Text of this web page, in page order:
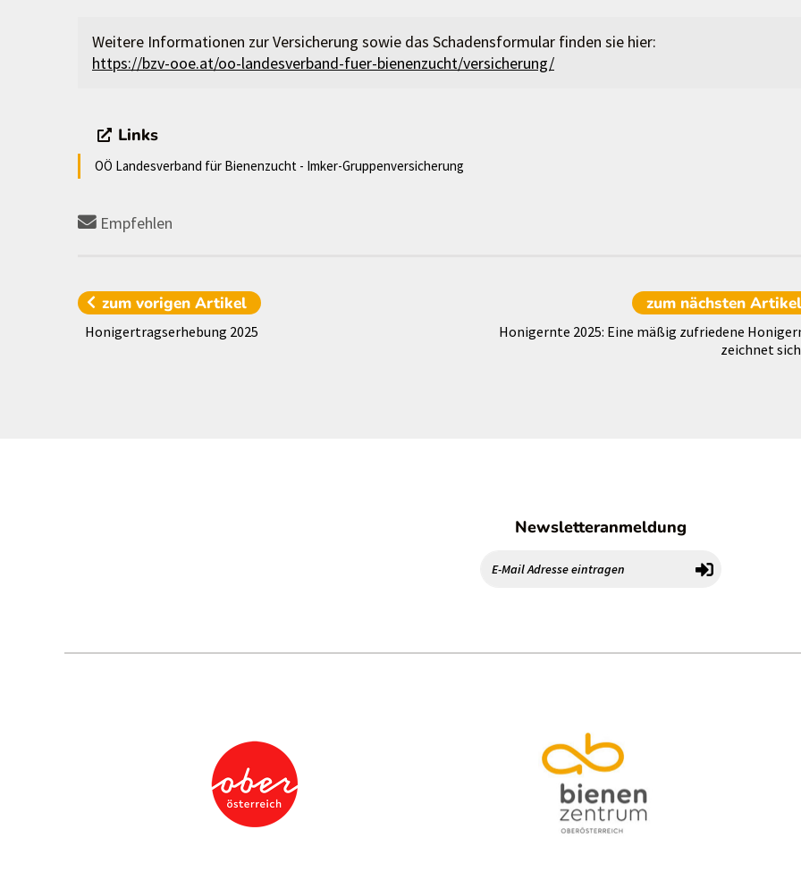
Weitere Informationen zur Versicherung sowie das Schadensformular finden sie hier:
https://bzv-ooe.at/oo-landesverband-fuer-bienenzucht/versicherung/
Links
OÖ Landesverband für Bienenzucht - Imker-Gruppenversicherung
Empfehlen
zum vorigenArtikel
Honigertragserhebung 2025
zum nächsten Artikel
Honigernte 2025: Eine mäßig zufriedene
zeichnet
Newsletteranmeldung